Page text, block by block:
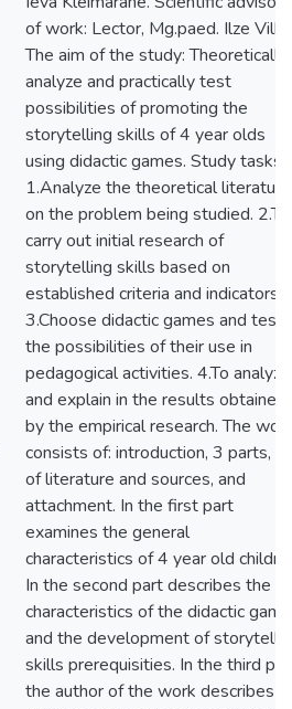
of work: Lector, Mg.paed. Ilze
The aim of the study: Theoretically
analyze and practically test
possibilities of promoting the
storytelling skills of 4 year olds
using didactic games. Study tasks:
1.Analyze the theoretical literature
on the problem being studied. 2.To
carry out initial research of
storytelling skills based on
established criteria and indicators.
3.Choose didactic games and test
the possibilities of their use in
pedagogical activities. 4.To analyze
and explain in the results obtained
by the empirical research. The
consists of: introduction, 3 parts,
of literature and sources, and
attachment. In the first part
examines the general
characteristics of 4 year old
In the second part describes the
characteristics of the didactic game
and the development of
skills prerequisities. In the third
the author of the work describes